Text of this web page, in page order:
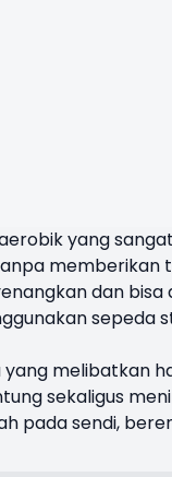
yang
memberikan
dan
sepeda
melibatkan
sekaligus
pada sendi,